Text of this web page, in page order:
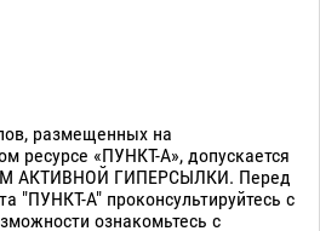
размещенных на
ресурсе «ПУНКТ-А», допускается
АКТИВНОЙ ГИПЕРСЫЛКИ. Перед
"ПУНКТ-А" проконсультируйтесь с
ознакомьтесь с